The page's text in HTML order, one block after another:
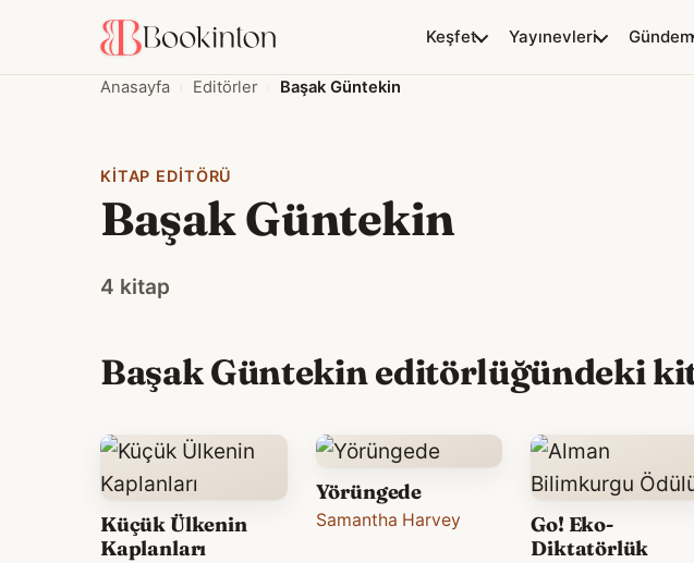
Keşfet Yayınevleri Gündem
Anasayfa Editörler Başak Güntekin
KITAP EDITÖRÜ
Başak Güntekin
4 kitap
Başak Güntekin editörlüğündeki
Küçük Ülkenin
Kaplanları
Yörüngede
Samantha Harvey
Go! Eko-
Diktatörlük